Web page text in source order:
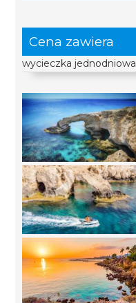
Cena zawiera
wycieczka jednodniowa